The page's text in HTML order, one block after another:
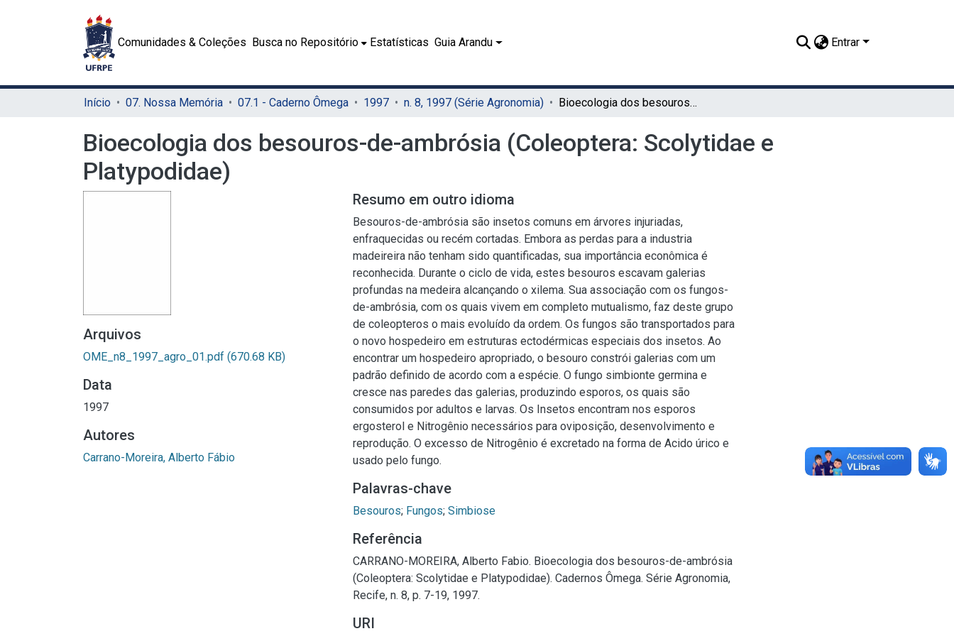
Comunidades & Coleções Busca no Repositório Estatísticas Guia Arandu Entrar
Início 07. Nossa Memória 07.1 - Caderno Ômega 1997 n. 8, 1997 (Série Agronomia) Bioecologia dos besouros-de-ambrósia (Coleoptera: Scolytidae e Platypodidae)
Bioecologia dos besouros-de-ambrósia (Coleoptera: Scolytidae e
Platypodidae)
Arquivos
OME_n8_1997_agro_01.pdf (670.68 KB)
Data
1997
Autores
Carrano-Moreira, Alberto Fábio
Resumo em outro idioma
Besouros-de-ambrósia são insetos comuns em árvores injuriadas,
enfraquecidas ou recém cortadas. Embora as perdas para a industria
madeireira não tenham sido quantificadas, sua importância econômica é
reconhecida. Durante o ciclo de vida, estes besouros escavam galerias
profundas na medeira alcançando o xilema. Sua associação com os fungos-
de-ambrósia, com os quais vivem em completo mutualismo, faz deste grupo
de coleopteros o mais evoluído da ordem. Os fungos são transportados para
o novo hospedeiro em estruturas ectodérmicas especiais dos insetos. Ao
encontrar um hospedeiro apropriado, o besouro constrói galerias com um
padrão definido de acordo com a espécie. O fungo simbionte germina e
cresce nas paredes das galerias, produzindo esporos, os quais são
consumidos por adultos e larvas. Os Insetos encontram nos esporos
ergosterol e Nitrogênio necessários para oviposição, desenvolvimento e
reprodução. O excesso de Nitrogênio é excretado na forma de Acido úrico e
usado pelo fungo.
Palavras-chave
Besouros; Fungos; Simbiose
Referência
CARRANO-MOREIRA, Alberto Fabio. Bioecologia dos besouros-de-ambrósia
(Coleoptera: Scolytidae e Platypodidae). Cadernos Ômega. Série Agronomia,
Recife, n. 8, p. 7-19, 1997.
URI